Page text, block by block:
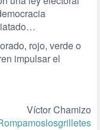
rojo, verde o
impulsar el
Víctor Chamizo